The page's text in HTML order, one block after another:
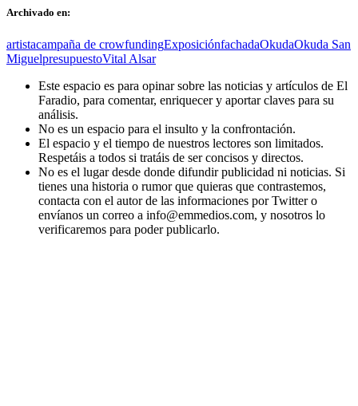
Archivado en:
artistacampaña de crowfundingExposiciónfachadaOkudaOkuda San
MiguelpresupuestoVital Alsar
Este espacio es para opinar sobre las noticias y artículos de El
Faradio, para comentar, enriquecer y aportar claves para su
análisis.
No es un espacio para el insulto y la confrontación.
El espacio y el tiempo de nuestros lectores son limitados.
Respetáis a todos si tratáis de ser concisos y directos.
No es el lugar desde donde difundir publicidad ni noticias. Si
tienes una historia o rumor que quieras que contrastemos,
contacta con el autor de las informaciones por Twitter o
envíanos un correo a info@emmedios.com, y nosotros lo
verificaremos para poder publicarlo.